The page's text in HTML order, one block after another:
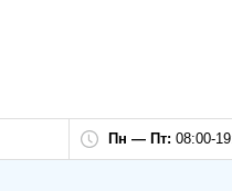
Пн — Пт: 08:00-